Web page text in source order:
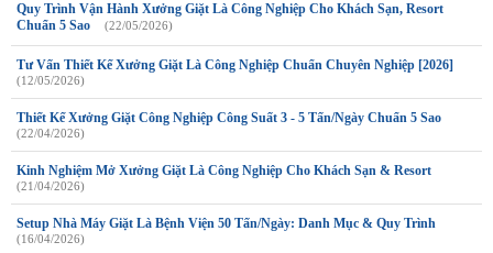
Quy Trình Vận Hành Xưởng Giặt Là Công Nghiệp Cho Khách Sạn, Resort
Chuẩn 5 Sao
(22/05/2026)
Tư Vấn Thiết Kế Xưởng Giặt Là Công Nghiệp Chuẩn Chuyên Nghiệp [2026]
(12/05/2026)
Thiết Kế Xưởng Giặt Công Nghiệp Công Suất 3 - 5 Tấn/Ngày Chuẩn 5 Sao
(22/04/2026)
Kinh Nghiệm Mở Xưởng Giặt Là Công Nghiệp Cho Khách Sạn & Resort
(21/04/2026)
Setup Nhà Máy Giặt Là Bệnh Viện 50 Tấn/Ngày: Danh Mục & Quy Trình
(16/04/2026)